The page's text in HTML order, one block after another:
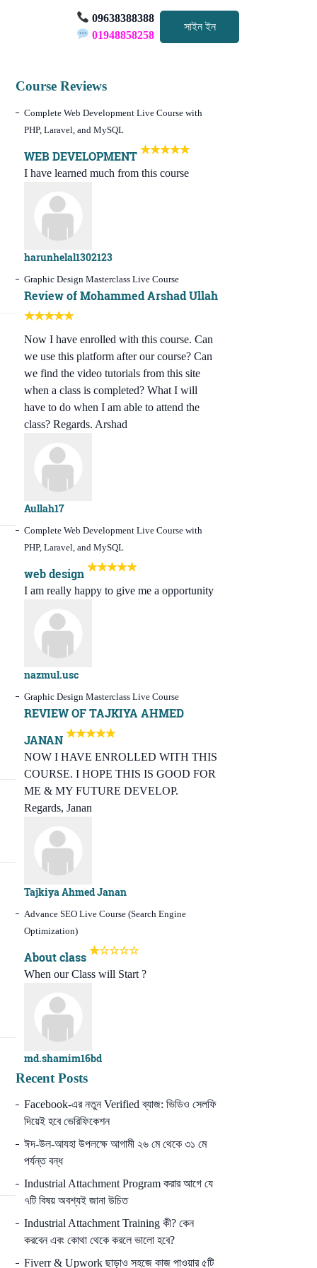
09638388388
01948858258
সাইন ইন
Course Reviews
Complete Web Development Live Course with
PHP, Laravel, and MySQL
WEB DEVELOPMENT
I have learned much from this course
harunhelal1302123
Graphic Design Masterclass Live Course
Review of Mohammed Arshad Ullah
Now I have enrolled with this course. Can
we use this platform after our course? Can
we find the video tutorials from this site
when a class is completed? What I will
have to do when I am able to attend the
class? Regards. Arshad
Aullah17
Complete Web Development Live Course with
PHP, Laravel, and MySQL
web design
I am really happy to give me a opportunity
nazmul.usc
Graphic Design Masterclass Live Course
REVIEW OF TAJKIYA AHMED
JANAN
NOW I HAVE ENROLLED WITH THIS
COURSE. I HOPE THIS IS GOOD FOR
ME & MY FUTURE DEVELOP.
Regards, Janan
Tajkiya Ahmed Janan
Advance SEO Live Course (Search Engine
Optimization)
About class
When our Class will Start ?
md.shamim16bd
Recent Posts
Facebook-এর নতুন Verified ব্যাজ: ভিডিও সেলফি
দিয়েই হবে ভেরিফিকেশন
ঈদ-উল-আযহা উপলক্ষে আগামী ২৬ মে থেকে ৩১ মে
পর্যন্ত বন্ধ
Industrial Attachment Program করার আগে যে
৭টি বিষয় অবশ্যই জানা উচিত
Industrial Attachment Training কী? কেন
করবেন এবং কোথা থেকে করলে ভালো হবে?
Fiverr & Upwork ছাড়াও সহজে কাজ পাওয়ার ৫টি